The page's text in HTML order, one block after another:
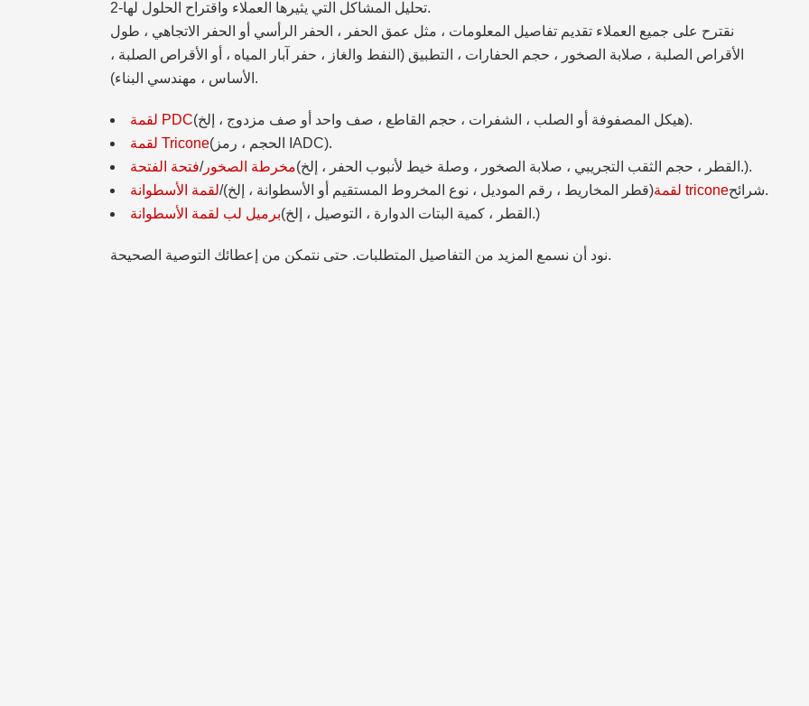
2-تحليل المشاكل التي يثيرها العملاء واقتراح الحلول لها.
نقترح على جميع العملاء تقديم تفاصيل المعلومات ، مثل عمق الحفر ، الحفر الرأسي أو الحفر الاتجاهي ، طول
الأقراص الصلبة ، صلابة الصخور ، حجم الحفارات ، التطبيق (النفط والغاز ، حفر آبار المياه ، أو الأقراص الصلبة ،
الأساس ، مهندسي البناء).
لقمة PDC
(هيكل المصفوفة أو الصلب ، الشفرات ، حجم القاطع ، صف واحد أو صف مزدوج ، إلخ).
لقمة Tricone
(الحجم ، رمز IADC).
فتحة الفتحة/مخرطة الصخور
(القطر ، حجم الثقب التجريبي ، صلابة الصخور ، وصلة خيط لأنبوب الحفر ، إلخ.).
لقمة الأسطوانة
/شرائحلقمة tricone
(قطر المخاريط ، رقم الموديل ، نوع المخروط المستقيم أو الأسطوانة ، إلخ).
برميل لب لقمة الأسطوانة
(القطر ، كمية البتات الدوارة ، التوصيل ، إلخ.)
نود أن نسمع المزيد من التفاصيل المتطلبات. حتى نتمكن من إعطائك التوصية الصحيحة.